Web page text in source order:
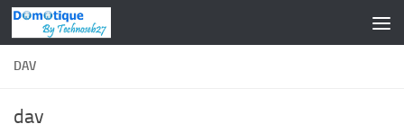
Skip to content
DAV
dav